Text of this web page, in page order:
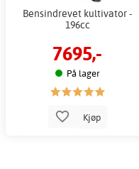
Bensindrevet kultivator -
196cc
7695,-
På lager
Kjøp